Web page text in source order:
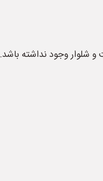
شلوار وجود نداشته باشد.